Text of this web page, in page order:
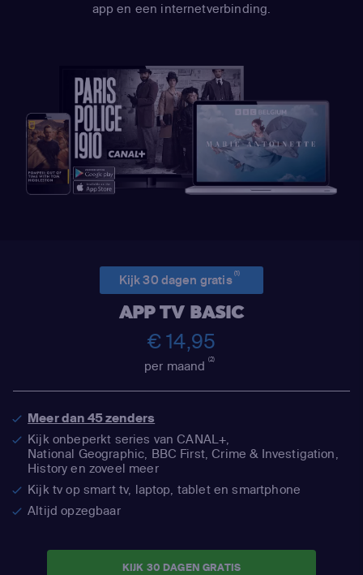
app en een internetverbinding.
Kijk 30 dagen gratis(1)
APP TV BASIC
€ 14,95
per maand(2)
Meer dan 45 zenders
Kijk onbeperkt series van CANAL+,
National Geographic, BBC First, Crime & Investigation,
History en zoveel meer
Kijk tv op smart tv, laptop, tablet en smartphone
Altijd opzegbaar
KIJK 30 DAGEN GRATIS